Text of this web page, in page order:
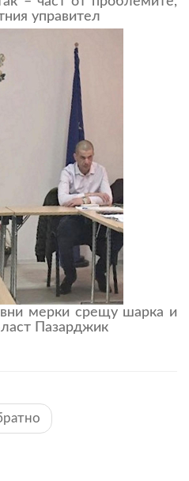
управител
мерки срещу шарка и
Пазарджик